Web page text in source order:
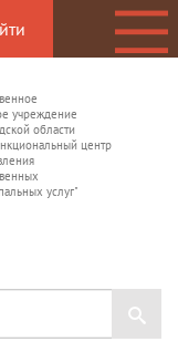
учреждение
области
центр
услуг"